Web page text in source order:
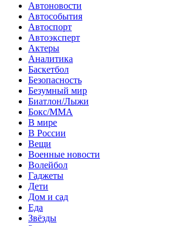
Автоновости
Автособытия
Автоспорт
Автоэксперт
Актеры
Аналитика
Баскетбол
Безопасность
Безумный мир
Биатлон/Лыжи
Бокс/MMA
В мире
В России
Вещи
Военные новости
Волейбол
Гаджеты
Дети
Дом и сад
Еда
Звёзды